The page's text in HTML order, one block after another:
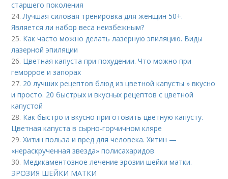
старшего поколения
24.Лучшая силовая тренировка для женщин 50+.
Является ли набор веса неизбежным?
25. Как часто можно делать лазерную эпиляцию. Виды
лазерной эпиляции
26. Цветная капуста при похудении. Что можно при
геморрое и запорах
27. 20 лучших рецептов блюд из цветной капусты » вкусно
и просто. 20 быстрых и вкусных рецептов с цветной
капустой
28. Как быстро и вкусно приготовить цветную капусту.
Цветная капуста в сырно-горчичном кляре
29.Хитин польза и вред для человека. Хитин —
«нераскрученная звезда» полисахаридов
30. Медикаментозное лечение эрозии шейки матки.
ЭРОЗИЯ ШЕЙКИ МАТКИ